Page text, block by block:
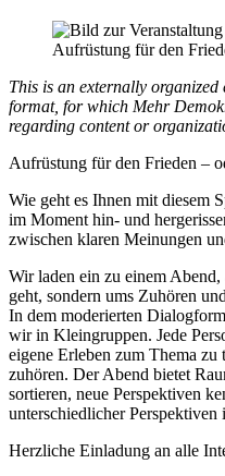
This is an externally organized
format, for which Mehr
regarding content or
Aufrüstung für den Frieden –
Wie geht es Ihnen mit diesem
im Moment hin- und
zwischen klaren Meinungen
Wir laden ein zu einem
geht, sondern ums Zuhören
In dem moderierten
wir in Kleingruppen. Jede
eigene Erleben zum Thema
zuhören. Der Abend bietet
sortieren, neue Perspektiven
unterschiedlicher Perspektiven
Herzliche Einladung an alle